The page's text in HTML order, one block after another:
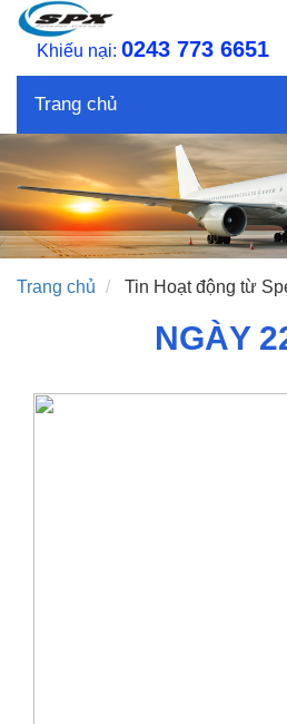
Khiếu nại: 0243 773 6651
Trang chủ
Trang chủ Tin Hoạt động từ
NGÀY